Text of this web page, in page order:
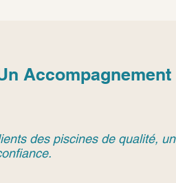
Accompagnement
des piscines de qualité, un